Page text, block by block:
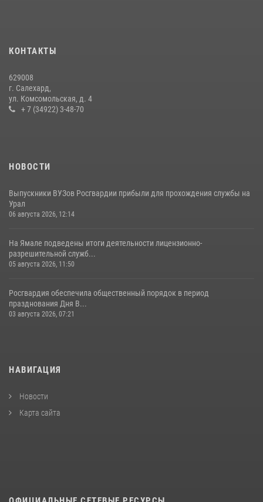
14 июля 2026, 06:53
КОНТАКТЫ
629008
г. Салехард,
ул. Комсомольская, д. 4
+ 7 (34922) 3-48-70
НОВОСТИ
Выпускники ВУЗов Росгвардии прибыли для прохождения службы на
Урал
06 августа 2026, 12:14
На Ямале подведены итоги деятельности лицензионно-
разрешительной служб...
05 августа 2026, 11:50
Росгвардия обеспечила общественный порядок в период
празднования Дня В...
03 августа 2026, 07:21
НАВИГАЦИЯ
Новости
Карта сайта